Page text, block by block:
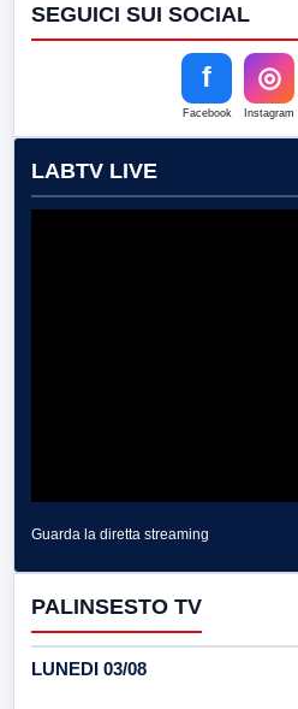
SEGUICI SUI SOCIAL
f
Facebook
◎
Instagram
LABTV LIVE
Guarda la diretta streaming
PALINSESTO TV
LUNEDI 03/08